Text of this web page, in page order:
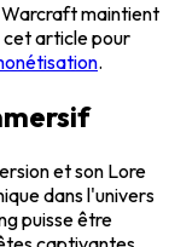
maintient
cet article pour
.
et son Lore
dans l'univers
puisse être